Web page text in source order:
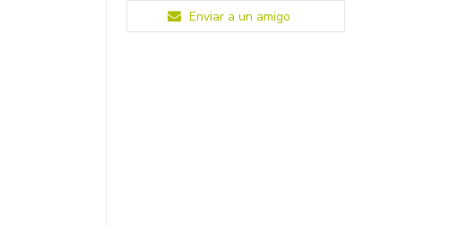
Enviar a un amigo